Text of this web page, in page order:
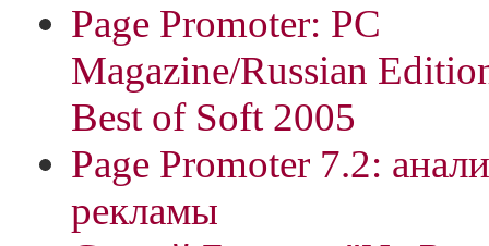
Page Promoter: PC
Magazine/Russian
Best of Soft 2005
Page Promoter 7.2:
рекламы